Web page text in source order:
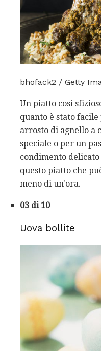
bhofack2 / Getty
Un piatto così
quanto è stato
arrosto di agnello a
speciale o per un
condimento
questo piatto che
meno di un'ora.
03 di 10
Uova bollite